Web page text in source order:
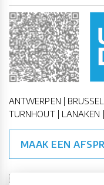
ANTWERPEN |
TURNHOUT |
MAAK EEN
🇪🇺 🇧🇪